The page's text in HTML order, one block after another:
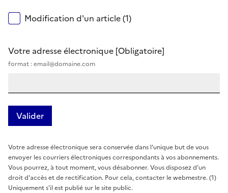
Modification d'un article (1)
Votre adresse électronique [Obligatoire]
format : email@domaine.com
Votre adresse électronique sera conservée dans l'unique but de vous
envoyer les courriers électroniques correspondants à vos abonnements.
Vous pourrez, à tout moment, vous désabonner. Vous disposez d'un
droit d'accès et de rectification. Pour cela, contacter le webmestre. (1)
Uniquement s'il est publié sur le site public.